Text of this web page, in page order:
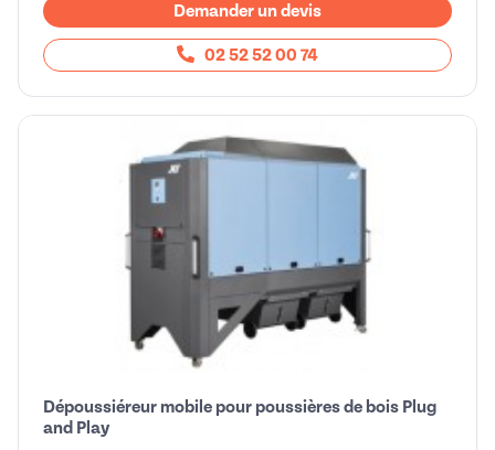
Demander un devis
02 52 52 00 74
Dépoussiéreur mobile pour poussières de bois Plug
and Play